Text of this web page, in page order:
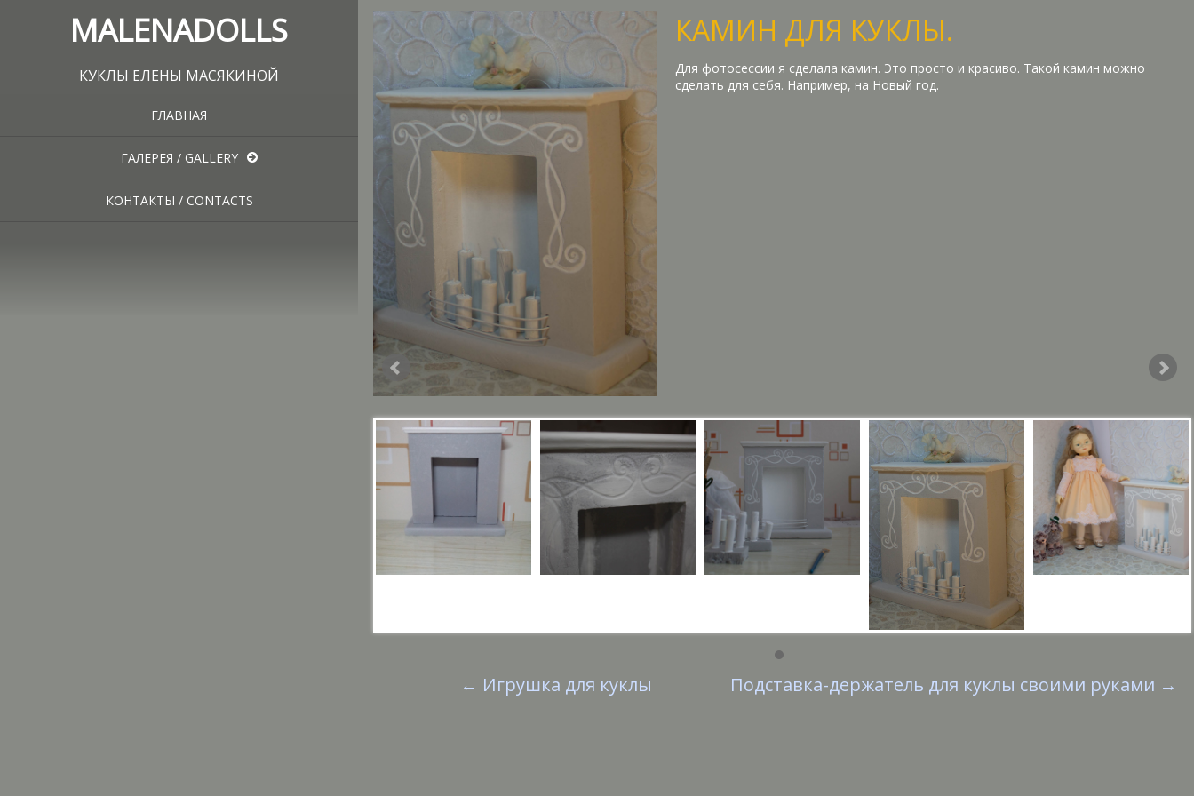
MALENADOLLS
КУКЛЫ ЕЛЕНЫ МАСЯКИНОЙ
ГЛАВНАЯ
ГАЛЕРЕЯ / GALLERY
КОНТАКТЫ / CONTACTS
КАМИН ДЛЯ КУКЛЫ.
Для фотосессии я сделала камин. Это просто и красиво. Такой камин можно
сделать для себя. Например, на Новый год.
← Игрушка для куклы Подставка-держатель для куклы своими руками →